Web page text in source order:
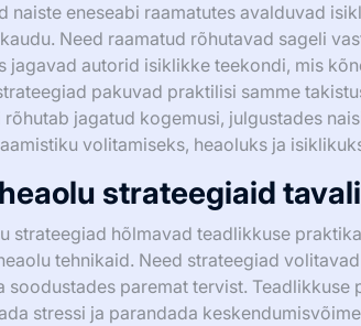
naiste eneseabi raamatutes avalduvad
Need raamatud rõhutavad sageli
jagavad autorid isiklikke teekondi, mis
pakuvad praktilisi samme
jagatud kogemusi, julgustades
volitamiseks, heaoluks ja
strateegiaid
strateegiad hõlmavad teadlikkuse
tehnikaid. Need strateegiad
soodustades paremat tervist.
stressi ja parandada